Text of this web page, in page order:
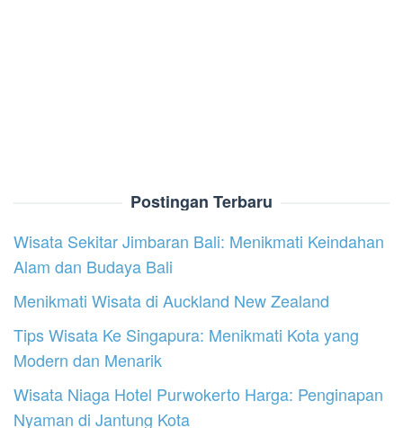
Postingan Terbaru
Wisata Sekitar Jimbaran Bali: Menikmati Keindahan
Alam dan Budaya Bali
Menikmati Wisata di Auckland New Zealand
Tips Wisata Ke Singapura: Menikmati Kota yang
Modern dan Menarik
Wisata Niaga Hotel Purwokerto Harga: Penginapan
Nyaman di Jantung Kota